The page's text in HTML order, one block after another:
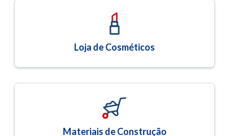
Loja de Cosméticos
Materiais de Construção